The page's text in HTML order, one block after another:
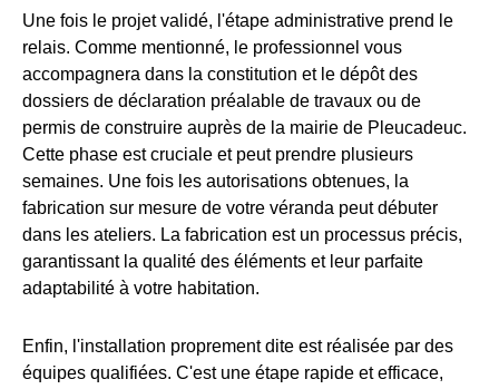
Une fois le projet validé, l'étape administrative prend le
relais. Comme mentionné, le professionnel vous
accompagnera dans la constitution et le dépôt des
dossiers de déclaration préalable de travaux ou de
permis de construire auprès de la mairie de Pleucadeuc.
Cette phase est cruciale et peut prendre plusieurs
semaines. Une fois les autorisations obtenues, la
fabrication sur mesure de votre véranda peut débuter
dans les ateliers. La fabrication est un processus précis,
garantissant la qualité des éléments et leur parfaite
adaptabilité à votre habitation.
Enfin, l'installation proprement dite est réalisée par des
équipes qualifiées. C'est une étape rapide et efficace,